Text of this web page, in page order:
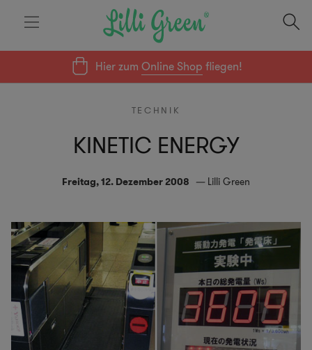
Hier zumOnline Shop fliegen!
TECHNIK
KINETIC ENERGY
Freitag, 12. Dezember 2008 Lilli Green